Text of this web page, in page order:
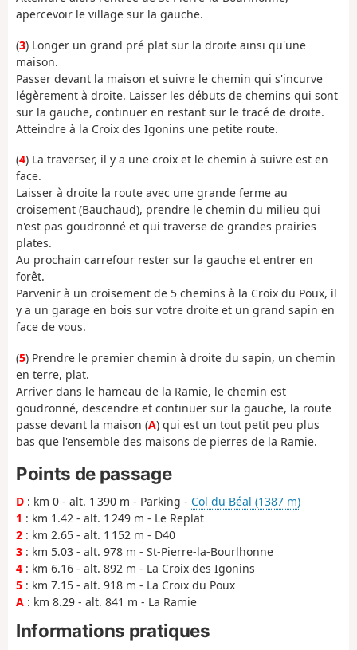
apercevoir le village sur la gauche.
(3) Longer un grand pré plat sur la droite ainsi qu'une
maison.
Passer devant la maison et suivre le chemin qui s'incurve
légèrement à droite. Laisser les débuts de chemins qui sont
sur la gauche, continuer en restant sur le tracé de droite.
Atteindre à la Croix des Igonins une petite route.
(4) La traverser, il y a une croix et le chemin à suivre est en
face.
Laisser à droite la route avec une grande ferme au
croisement (Bauchaud), prendre le chemin du milieu qui
n'est pas goudronné et qui traverse de grandes prairies
plates.
Au prochain carrefour rester sur la gauche et entrer en
forêt.
Parvenir à un croisement de 5 chemins à la Croix du Poux, il
y a un garage en bois sur votre droite et un grand sapin en
face de vous.
(5) Prendre le premier chemin à droite du sapin, un chemin
en terre, plat.
Arriver dans le hameau de la Ramie, le chemin est
goudronné, descendre et continuer sur la gauche, la route
passe devant la maison (A) qui est un tout petit peu plus
bas que l'ensemble des maisons de pierres de la Ramie.
Points de passage
D : km 0 - alt. 1 390 m - Parking - Col du Béal (1387 m)
1 : km 1.42 - alt. 1 249 m - Le Replat
2 : km 2.65 - alt. 1 152 m - D40
3 : km 5.03 - alt. 978 m - St-Pierre-la-Bourlhonne
4 : km 6.16 - alt. 892 m - La Croix des Igonins
5 : km 7.15 - alt. 918 m - La Croix du Poux
A : km 8.29 - alt. 841 m - La Ramie
Informations pratiques